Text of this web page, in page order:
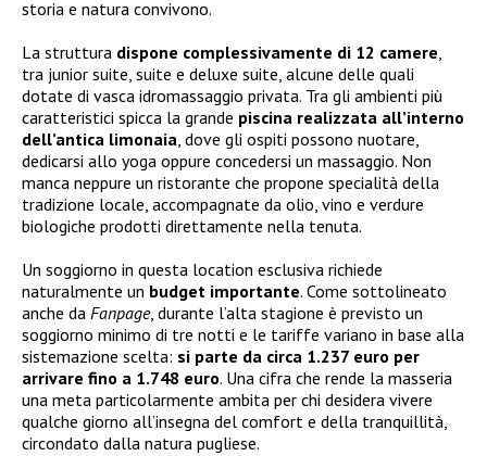
storia e natura convivono.
La struttura dispone complessivamente di 12 camere,
tra junior suite, suite e deluxe suite, alcune delle quali
dotate di vasca idromassaggio privata. Tra gli ambienti più
caratteristici spicca la grande piscina realizzata all’interno
dell’antica limonaia, dove gli ospiti possono nuotare,
dedicarsi allo yoga oppure concedersi un massaggio. Non
manca neppure un ristorante che propone specialità della
tradizione locale, accompagnate da olio, vino e verdure
biologiche prodotti direttamente nella tenuta.
Un soggiorno in questa location esclusiva richiede
naturalmente un budget importante. Come sottolineato
anche da Fanpage, durante l’alta stagione è previsto un
soggiorno minimo di tre notti e le tariffe variano in base alla
sistemazione scelta: si parte da circa 1.237 euro per
arrivare fino a 1.748 euro. Una cifra che rende la masseria
una meta particolarmente ambita per chi desidera vivere
qualche giorno all’insegna del comfort e della tranquillità,
circondato dalla natura pugliese.